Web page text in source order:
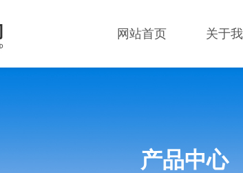
网站首页 关于
产品中心